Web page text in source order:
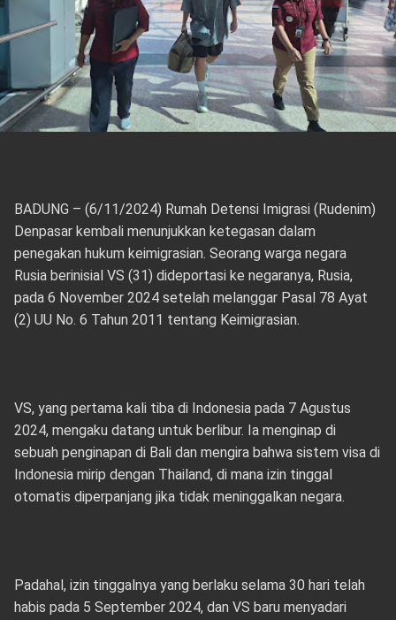
BADUNG – (6/11/2024) Rumah Detensi Imigrasi (Rudenim)
Denpasar kembali menunjukkan ketegasan dalam
penegakan hukum keimigrasian. Seorang warga negara
Rusia berinisial VS (31) dideportasi ke negaranya, Rusia,
pada 6 November 2024 setelah melanggar Pasal 78 Ayat
(2) UU No. 6 Tahun 2011 tentang Keimigrasian.
VS, yang pertama kali tiba di Indonesia pada 7 Agustus
2024, mengaku datang untuk berlibur. Ia menginap di
sebuah penginapan di Bali dan mengira bahwa sistem visa di
Indonesia mirip dengan Thailand, di mana izin tinggal
otomatis diperpanjang jika tidak meninggalkan negara.
Padahal, izin tinggalnya yang berlaku selama 30 hari telah
habis pada 5 September 2024, dan VS baru menyadari